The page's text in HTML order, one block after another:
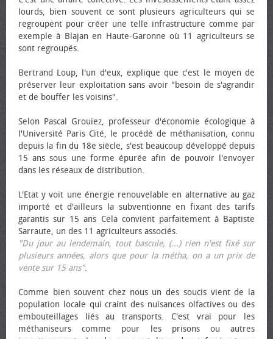
lourds, bien souvent ce sont plusieurs agriculteurs qui se
regroupent pour créer une telle infrastructure comme par
exemple à Blajan en Haute-Garonne où 11 agriculteurs se
sont regroupés.
Bertrand Loup, l'un d'eux, explique que c'est le moyen de
préserver leur exploitation sans avoir "besoin de s'agrandir
et de bouffer les voisins".
Selon Pascal Grouiez, professeur d'économie écologique à
l'Université Paris Cité, le procédé de méthanisation, connu
depuis la fin du 18e siècle, s'est beaucoup développé depuis
15 ans sous une forme épurée afin de pouvoir l'envoyer
dans les réseaux de distribution.
L'Etat y voit une énergie renouvelable en alternative au gaz
importé et d'ailleurs la subventionne en fixant des tarifs
garantis sur 15 ans Cela convient parfaitement à Baptiste
Sarraute, un des 11 agriculteurs associés.
"Du jour au lendemain, tout bascule, (...) rien n'est fixé sur
plusieurs années, alors que pour la métha, on a un prix de
vente sur 15 ans".
Comme bien souvent chez nous un des soucis vient de la
population locale qui craint des nuisances olfactives ou des
embouteillages liés au transports. C'est vrai pour les
méthaniseurs comme pour les prisons ou autres